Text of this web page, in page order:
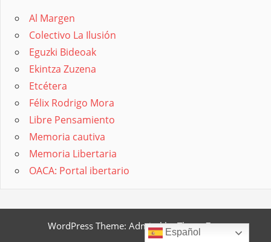
Al Margen
Colectivo La Ilusión
Eguzki Bideoak
Ekintza Zuzena
Etcétera
Félix Rodrigo Mora
Libre Pensamiento
Memoria cautiva
Memoria Libertaria
OACA: Portal ibertario
WordPress Theme: Admiral by ThemeZee.
Español